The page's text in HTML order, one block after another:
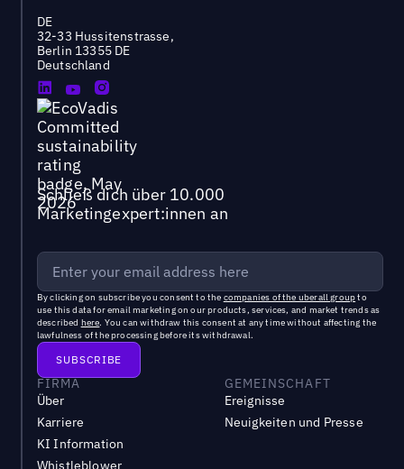
DE
32-33 Hussitenstrasse,
Berlin 13355 DE
Deutschland
Schließ dich über 10.000
Marketingexpert:innen an
By clicking on subscribe you consent to the companies of the uberall groupto
use this data for email marketing on our products, services, and market trends as
described here. You can withdraw this consent at any time without affecting the
lawfulness of the processing before its withdrawal.
FIRMA
Über
Karriere
KI Information
Whistleblower
GEMEINSCHAFT
Ereignisse
Neuigkeiten und Presse